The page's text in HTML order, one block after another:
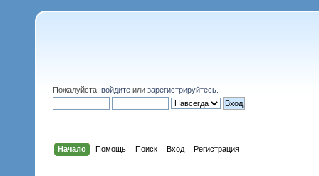
Пожалуйста, войдите или зарегистрируйтесь
Начало Помощь Поиск Вход Регистрация